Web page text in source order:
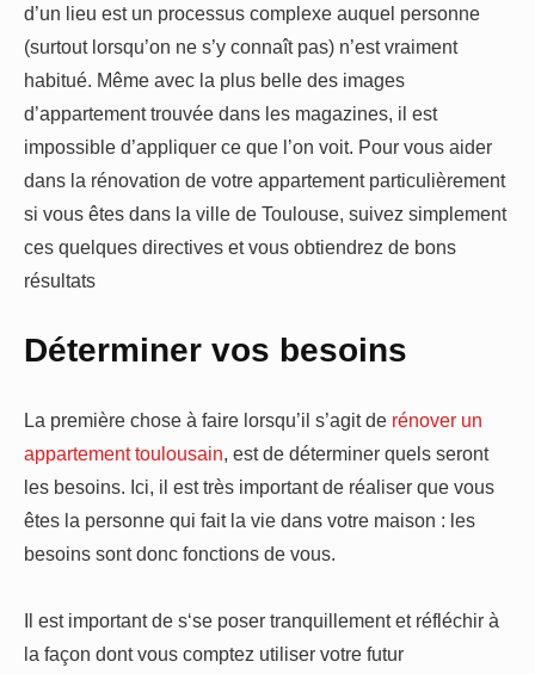
d’un lieu est un processus complexe auquel personne
(surtout lorsqu’on ne s’y connaît pas) n’est vraiment
habitué. Même avec la plus belle des images
d’appartement trouvée dans les magazines, il est
impossible d’appliquer ce que l’on voit. Pour vous aider
dans la rénovation de votre appartement particulièrement
si vous êtes dans la ville de Toulouse, suivez simplement
ces quelques directives et vous obtiendrez de bons
résultats
Déterminer vos besoins
La première chose à faire lorsqu’il s’agit de rénover un
appartement toulousain , est de déterminer quels seront
les besoins. Ici, il est très important de réaliser que vous
êtes la personne qui fait la vie dans votre maison : les
besoins sont donc fonctions de vous.
Il est important de s‘se poser tranquillement et réfléchir à
la façon dont vous comptez utiliser votre futur